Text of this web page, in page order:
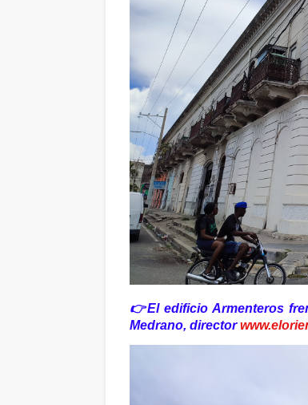
👉El edificio Armenteros
Medrano, director